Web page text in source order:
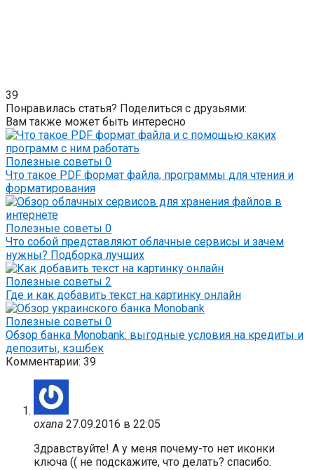
39
Понравилась статья? Поделиться с друзьями:
Вам также может быть интересно
Полезные советы 0
Что такое PDF формат файла, программы для чтения и
форматирования
Полезные советы 0
Что собой представляют облачные сервисы и зачем
нужны? Подборка лучших
Полезные советы 2
Где и как добавить текст на картинку онлайн
Полезные советы 0
Обзор банка Monobank: выгодные условия на кредиты и
депозиты, кэшбек
Комментарии: 39
oxana 27.09.2016 в 22:05
Здравствуйте! А у меня почему-то нет иконки
ключа (( не подскажите, что делать? спасибо.